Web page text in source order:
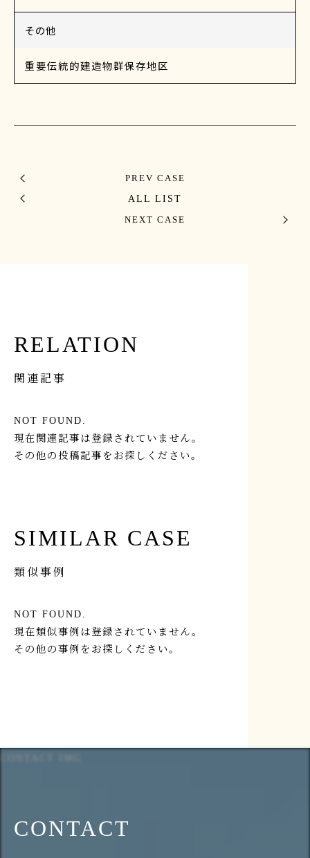
その他
重要伝統的建造物群保存地区
PREV CASE
ALL LIST
NEXT CASE
RELATION
関連記事
NOT FOUND.
現在関連記事は登録されていません。
その他の投稿記事をお探しください。
SIMILAR CASE
類似事例
NOT FOUND.
現在類似事例は登録されていません。
その他の事例をお探しください。
CONTACT